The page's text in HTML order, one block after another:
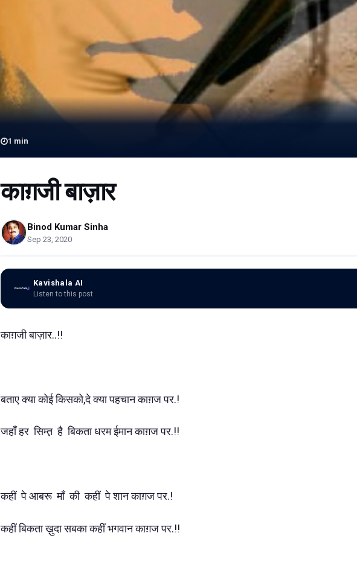
1 min
काग़जी बाज़ार
Binod Kumar Sinha
Sep 23, 2020
Kavishala AI
Listen to this post
काग़जी बाज़ार..!!
बताए क्या कोई किसको,दे क्या पहचान काग़ज पर.!
जहाँ हर सिम्त़ है बिकता धरम ईमान काग़ज पर.!!
कहीं पे आबरू माँ की कहीं पे शान काग़ज पर.!
कहीं बिकता ख़ुदा सबका कहीं भगवान काग़ज पर.!!